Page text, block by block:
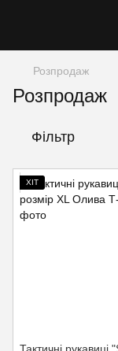
Розпродаж
Розпродаж
Фільтр
ХІТ